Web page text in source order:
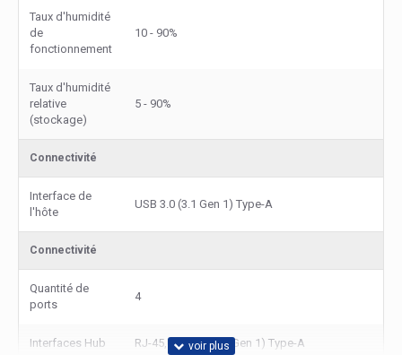
Taux d'humidité
de
fonctionnement
10 - 90%
Taux d'humidité
relative
(stockage)
5 - 90%
Connectivité
Interface de
l'hôte
USB 3.0 (3.1 Gen 1) Type-A
Connectivité
Quantité de
ports
4
Interfaces Hub RJ-45,USB 3.0 (3.1 Gen 1) Type-A